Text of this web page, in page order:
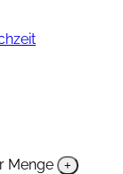
Menge